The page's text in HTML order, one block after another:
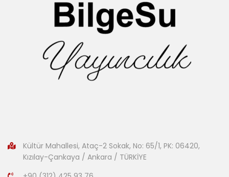
Kültür Mahallesi, Ataç-2 Sokak, No: 65/1, PK: 06420,
Kızılay-Çankaya / Ankara / TÜRKİYE